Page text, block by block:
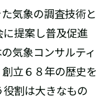
気象の調査技術と
提案し普及促進
気象コンサルティ
立６８年の歴史を
割は大きなもの